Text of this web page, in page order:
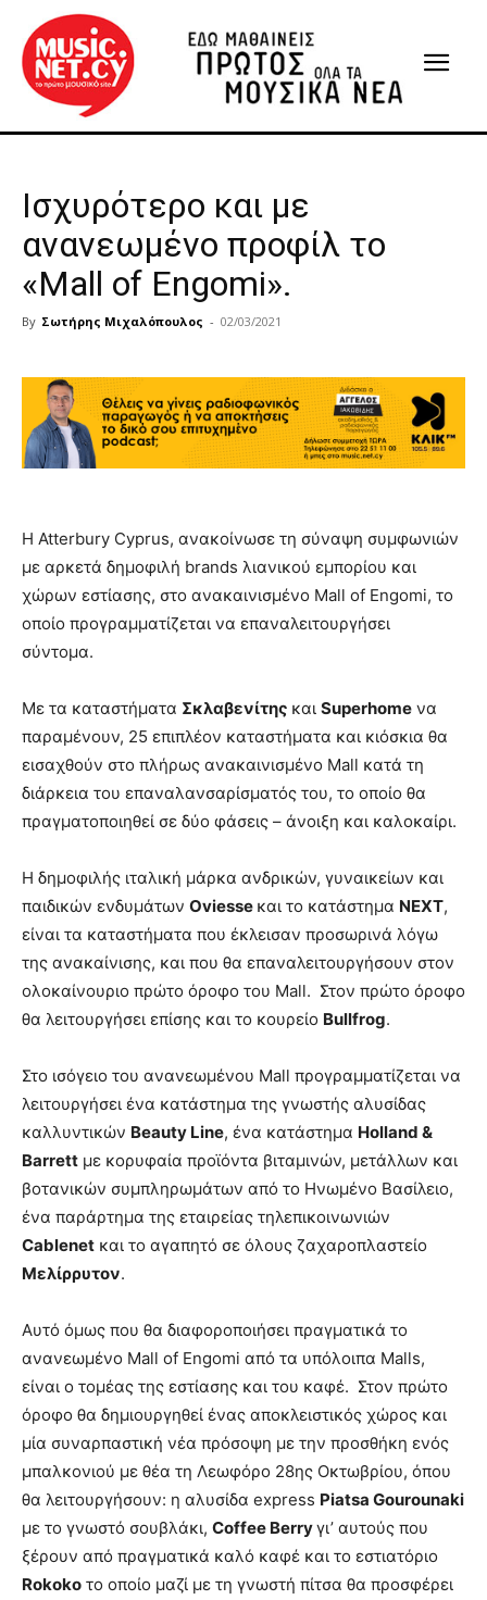
Ισχυρότερο και με
ανανεωμένο προφίλ το
«Mall of Engomi».
By Σωτήρης Μιχαλόπουλος - 02/03/2021
H Atterbury Cyprus, ανακοίνωσε τη σύναψη συμφωνιών
με αρκετά δημοφιλή brands λιανικού εμπορίου και
χώρων εστίασης, στο ανακαινισμένο Mall of Engomi, το
οποίο προγραμματίζεται να επαναλειτουργήσει
σύντομα.
Με τα καταστήματα Σκλαβενίτης και Superhome να
παραμένουν, 25 επιπλέον καταστήματα και κιόσκια θα
εισαχθούν στο πλήρως ανακαινισμένο Mall κατά τη
διάρκεια του επαναλανσαρίσματός του, το οποίο θα
πραγματοποιηθεί σε δύο φάσεις – άνοιξη και καλοκαίρι.
Η δημοφιλής ιταλική μάρκα ανδρικών, γυναικείων και
παιδικών ενδυμάτων Οviesse και το κατάστημα ΝΕΧΤ,
είναι τα καταστήματα που έκλεισαν προσωρινά λόγω
της ανακαίνισης, και που θα επαναλειτουργήσουν στον
ολοκαίνουριο πρώτο όροφο του Mall. Στον πρώτο όροφο
θα λειτουργήσει επίσης και το κουρείο Bullfrog.
Στο ισόγειο του ανανεωμένου Mall προγραμματίζεται να
λειτουργήσει ένα κατάστημα της γνωστής αλυσίδας
καλλυντικών Beauty Line, ένα κατάστημα Holland &
Barrett με κορυφαία προϊόντα βιταμινών, μετάλλων και
βοτανικών συμπληρωμάτων από το Ηνωμένο Βασίλειο,
ένα παράρτημα της εταιρείας τηλεπικοινωνιών
Cablenet και το αγαπητό σε όλους ζαχαροπλαστείο
Μελίρρυτον.
Αυτό όμως που θα διαφοροποιήσει πραγματικά το
ανανεωμένο Mall of Engomi από τα υπόλοιπα Malls,
είναι ο τομέας της εστίασης και του καφέ. Στον πρώτο
όροφο θα δημιουργηθεί ένας αποκλειστικός χώρος και
μία συναρπαστική νέα πρόσοψη με την προσθήκη ενός
μπαλκονιού με θέα τη Λεωφόρο 28ης Οκτωβρίου, όπου
θα λειτουργήσουν: η αλυσίδα express Piatsa Gourounaki
με το γνωστό σουβλάκι, Coffee Berryγι’ αυτούς που
ξέρουν από πραγματικά καλό καφέ και το εστιατόριο
Rokoko το οποίο μαζί με τη γνωστή πίτσα θα προσφέρει